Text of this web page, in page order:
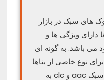
های سبک در بازار
ویژگی ها و
می باشد. به گونه ای
نوع خاصی از بناها
مناسب می باشد. بلوک های سبک aac و clc به